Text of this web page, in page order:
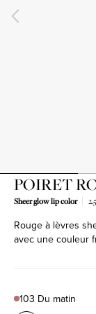
POIRET
Sheer glow lip color
Rouge à lèvres
avec une couleur
Color
103 Du matin